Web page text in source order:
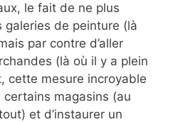
le fait de ne plus
galeries de peinture (là
par contre d’aller
(là où il y a plein
cette mesure incroyable
certains magasins (au
et d’instaurer un